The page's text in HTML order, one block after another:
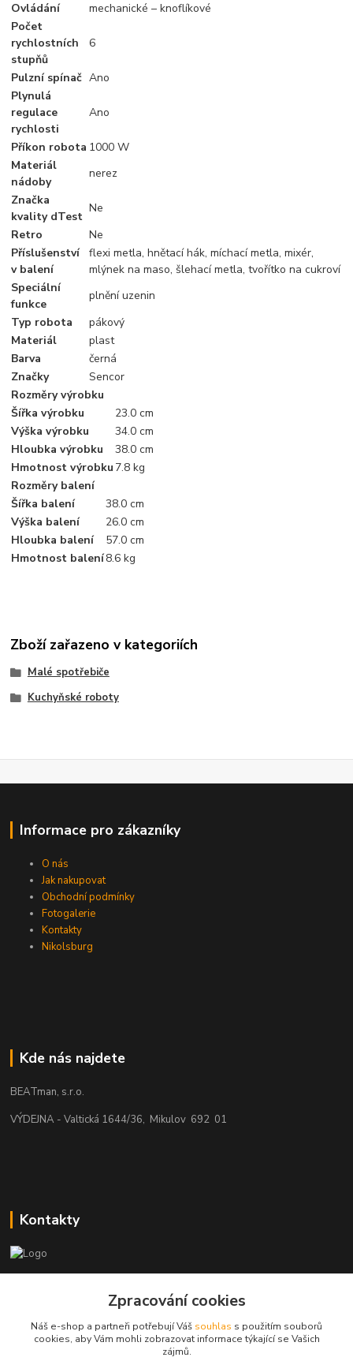
Ovládání
mechanické – knoflíkové
Počet
rychlostních
stupňů
6
Pulzní spínač Ano
Plynulá
regulace
rychlosti
Ano
Příkon robota 1000 W
Materiál
nádoby
nerez
Značka
kvality dTest
Ne
Retro
Ne
Příslušenství
v balení
flexi metla, hnětací hák, míchací metla, mixér,
mlýnek na maso, šlehací metla, tvořítko na cukroví
Speciální
funkce
plnění uzenin
Typ robota
pákový
Materiál
plast
Barva
černá
Značky
Sencor
Rozměry výrobku
Šířka výrobku
23.0 cm
Výška výrobku
34.0 cm
Hloubka výrobku
38.0 cm
Hmotnost výrobku 7.8 kg
Rozměry balení
Šířka balení
38.0 cm
Výška balení
26.0 cm
Hloubka balení
57.0 cm
Hmotnost balení8.6 kg
Zboží zařazeno v kategoriích
Malé spotřebiče
Kuchyňské roboty
Informace pro zákazníky
O nás
Jak nakupovat
Obchodní podmínky
Fotogalerie
Kontakty
Nikolsburg
Kde nás najdete
BEATman, s.r.o.
VÝDEJNA - Valtická 1644/36, Mikulov 692 01
Kontakty
elektro@beatman.cz
Zpracování cookies
Náš e-shop a partneři potřebují Váš souhlas s použitím souborů
cookies, aby Vám mohli zobrazovat informace týkající se Vašich
zájmů.